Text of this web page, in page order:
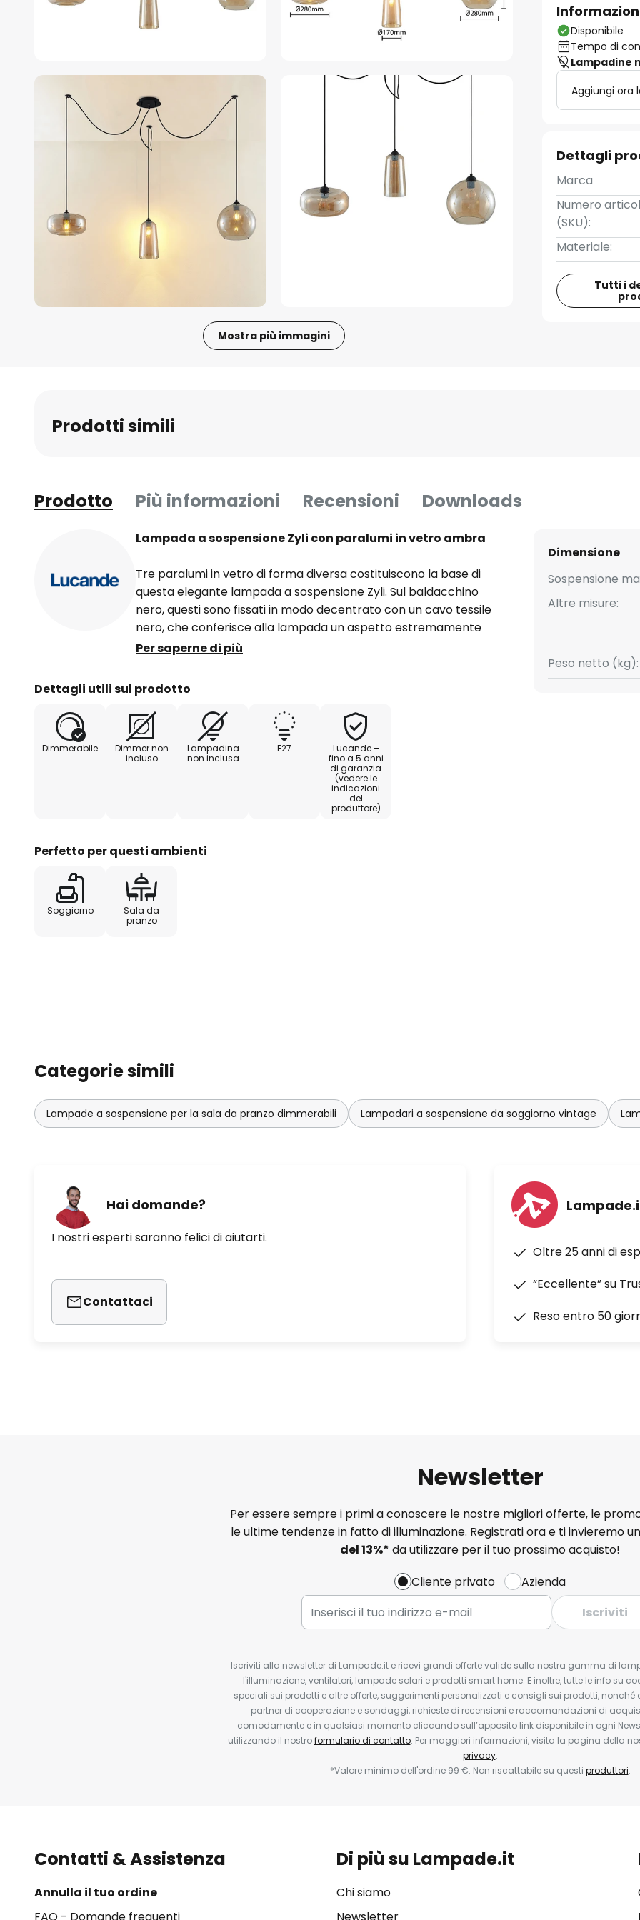
Mostra più immagini
Disponibile
Tempo di
Lampadine
Aggiungi ora
Dettagli
Marca
Numero
(SKU):
Materiale:
Tutti i
Prodotti simili
Prodotto Più informazioni Recensioni Downloads
Lampada a sospensione Zyli con paralumi in vetro ambra
Tre paralumi in vetro di forma diversa costituiscono la base di
questa elegante lampada a sospensione Zyli. Sul baldacchino
nero, questi sono fissati in modo decentrato con un cavo tessile
nero, che conferisce alla lampada un aspetto estremamente
moderno. Attraverso le tonalità di vetro colorato, la luce brilla
base in qualsiasi spazio abitativo.
Per saperne di più
Dettagli utili sul prodotto
Dimmerabile
Dimmer non
incluso
Lampadina
non inclusa
E27
Lucande –
fino a 5 anni
di garanzia
(vedere le
indicazioni
del
produttore)
Perfetto per questi ambienti
Soggiorno
Sala da
pranzo
Dimensione
Sospensione
Altre misure:
Peso netto (kg):
Categorie simili
Lampade a sospensione per la sala da pranzo dimmerabili Lampadari a sospensione da soggiorno vintage
Hai domande?
I nostri esperti saranno felici di aiutarti.
Contattaci
Oltre 25 anni di
“Eccellente” su
Reso entro 50
Newsletter
Per essere sempre i primi a conoscere le nostre migliori offerte, le
le ultime tendenze in fatto di illuminazione. Registrati ora e ti invieremo
del13%* da utilizzare per il tuo prossimo acquisto!
Cliente privato
Azienda
Iscriviti
Iscriviti alla newsletter di Lampade.it e ricevi grandi offerte valide sulla nostra gamma di
l'illuminazione, ventilatori, lampade solari e prodotti smart home. E inoltre, tutte le info su
speciali sui prodotti e altre offerte, suggerimenti personalizzati e consigli sui prodotti, nonché
partner di cooperazione e sondaggi, richieste di recensioni e raccomandazioni di
comodamente e in qualsiasi momento cliccando sull’apposito link disponibile in ogni
utilizzando il nostroformulario di contatto. Per maggiori informazioni, visita la pagina della
privacy.
*Valore minimo dell'ordine 99 €. Non riscattabile su questi produttori.
Contatti & Assistenza
Annulla il tuo ordine
Di più su Lampade.it
Chi siamo